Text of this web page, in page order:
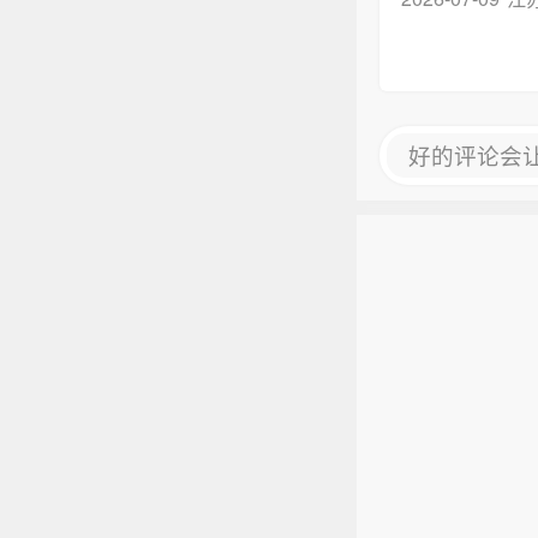
好的评论会